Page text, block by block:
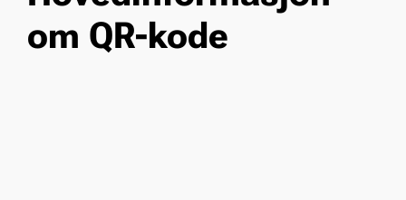
om QR-kode